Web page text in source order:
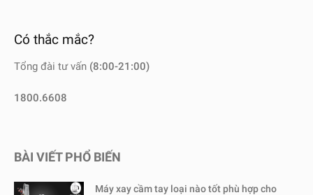
Có thắc mắc?
Tổng đài tư vấn (8:00-21:00)
1800.6608
BÀI VIẾT PHỔ BIẾN
Máy xay cầm tay loại nào tốt phù hợp cho